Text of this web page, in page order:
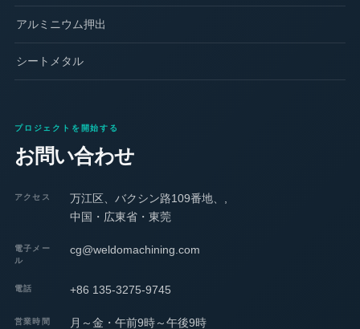
アルミニウム押出
シートメタル
プロジェクトを開始する
お問い合わせ
アクセス
万江区、バクシン路109番地、,
中国・広東省・東莞
電子メー
ル
cg@weldomachining.com
電話 +86 135-3275-9745
営業時間 月～金・午前9時～午後9時